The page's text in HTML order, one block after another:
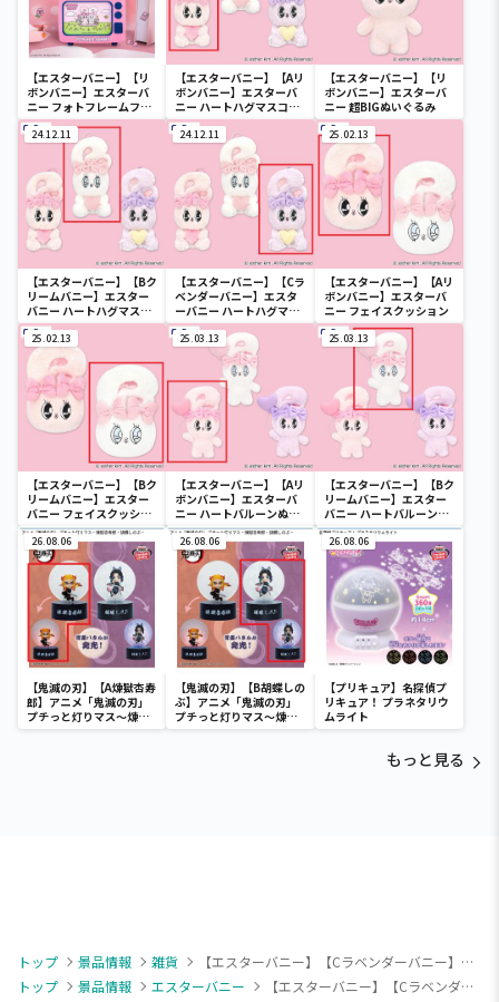
【エスターバニー】【リ
ボンバニー】エスターバ
ニー フォトフレームフィ
ギュア
【エスターバニー】【Aリ
ボンバニー】エスターバ
ニー ハートハグマスコッ
ト
【エスターバニー】【リ
ボンバニー】エスターバ
ニー 超BIGぬいぐるみ
24.12.11
【エスターバニー】【Bク
リームバニー】エスター
バニー ハートハグマスコ
ット
24.12.11
【エスターバニー】【Cラ
ベンダーバニー】エスタ
ーバニー ハートハグマス
コット
25.02.13
【エスターバニー】【Aリ
ボンバニー】エスターバ
ニー フェイスクッション
25.02.13
【エスターバニー】【Bク
リームバニー】エスター
バニー フェイスクッショ
ン
25.03.13
【エスターバニー】【Aリ
ボンバニー】エスターバ
ニー ハートバルーンぬい
ぐるみ
25.03.13
【エスターバニー】【Bク
リームバニー】エスター
バニー ハートバルーンぬ
いぐるみ
26.08.06
【鬼滅の刃】【A煉獄杏寿
郎】アニメ「鬼滅の刃」
プチっと灯りマス～煉獄
杏寿郎・胡蝶しのぶ～
26.08.06
【鬼滅の刃】【B胡蝶しの
ぶ】アニメ「鬼滅の刃」
プチっと灯りマス～煉獄
杏寿郎・胡蝶しのぶ～
26.08.06
【プリキュア】名探偵プ
リキュア！ プラネタリウ
ムライト
もっと見る
トップ 景品情報 雑貨
【エスターバニー】【Cラベンダーバニー】エスターバニー ヘアバンド
トップ
景品情報 エスターバニー 【エスターバニー】【Cラベンダーバニー】エスターバニー ヘアバンド